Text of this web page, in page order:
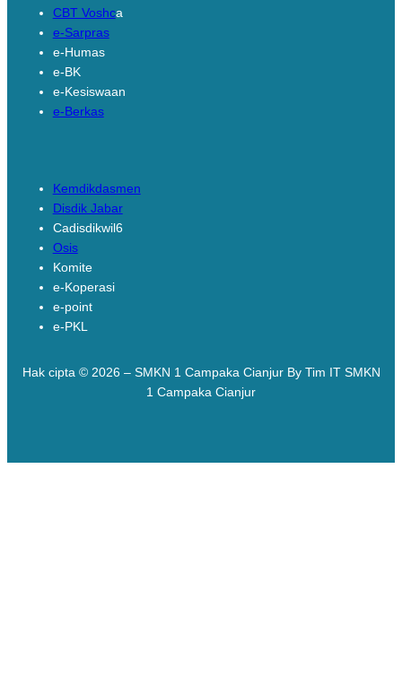
CBT Voshca
e-Sarpras
e-Humas
e-BK
e-Kesiswaan
e-Berkas
Kemdikdasmen
Disdik Jabar
Cadisdikwil6
Osis
Komite
e-Koperasi
e-point
e-PKL
Hak cipta © 2026 – SMKN 1 Campaka Cianjur By Tim IT SMKN
1 Campaka Cianjur